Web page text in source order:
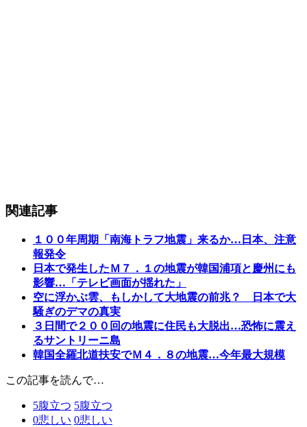
関連記事
１００年周期「南海トラフ地震」来るか…日本、注意
報発令
日本で発生したＭ７．１の地震が韓国浦項と慶州にも
影響…「テレビ画面が揺れた」
空に浮かぶ雲、もしかして大地震の前兆？ 日本で大
騒ぎのデマの真実
３日間で２００回の地震に住民も大脱出…恐怖に震え
るサントリーニ島
韓国全羅北道扶安でＭ４．８の地震…今年最大規模
この記事を読んで…
5腹立つ 5腹立つ
0悲しい 0悲しい